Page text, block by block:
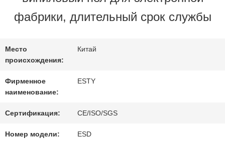
ЭКСКУРСИЯ
ПО
КОНТРОЛЬ
КАЧЕСТВА
фабрики, длительный срок службы
Место
происхождения:
Китай
Фирменное
наименование:
ESTY
Сертификация: CE/ISO/SGS
Номер модели: ESD